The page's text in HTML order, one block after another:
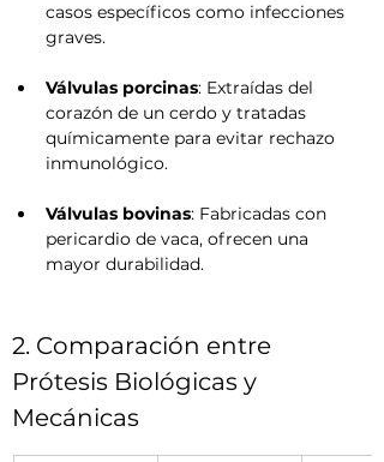
casos específicos como infecciones
graves.
Válvulas porcinas: Extraídas del
corazón de un cerdo y tratadas
químicamente para evitar rechazo
inmunológico.
Válvulas bovinas: Fabricadas con
pericardio de vaca, ofrecen una
mayor durabilidad.
2. Comparación entre
Prótesis Biológicas y
Mecánicas